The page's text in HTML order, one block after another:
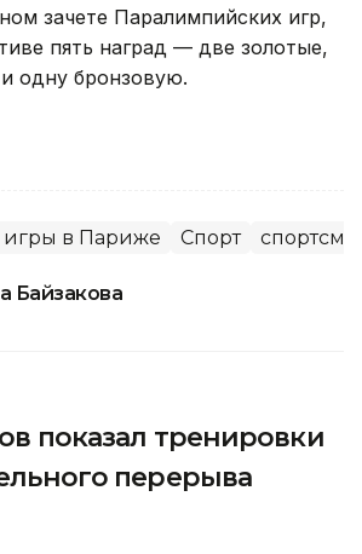
зачете Паралимпийских игр,
пять наград — две золотые,
одну бронзовую.
в Париже Спорт
Байзакова
показал тренировки
перерыва